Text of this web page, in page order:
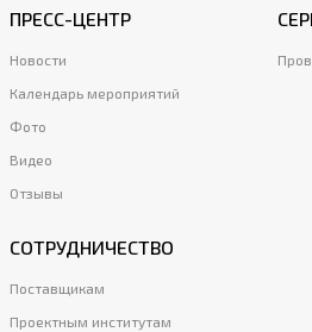
ПРЕСС-ЦЕНТР
Новости
Календарь мероприятий
Фото
Видео
Отзывы
СОТРУДНИЧЕСТВО
Поставщикам
Проектным институтам